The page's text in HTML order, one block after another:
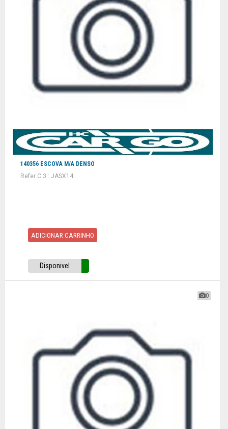
140356 ESCOVA M/A DENSO
Refer C 3 : JASX14
ADICIONAR CARRINHO
Disponivel
0